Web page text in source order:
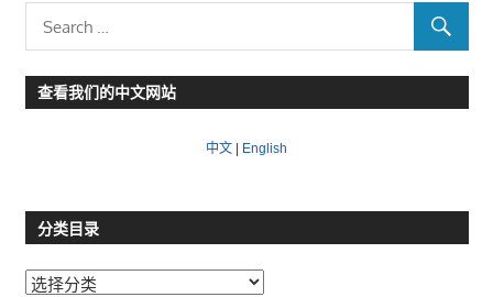
查看我们的中文网站
中文 English
分类目录
分